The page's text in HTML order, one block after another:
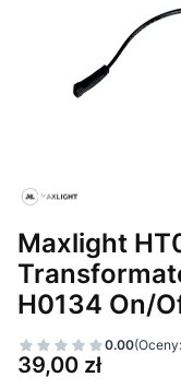
Maxlight
H0134 On/
0.00
Cena
39,00 zł